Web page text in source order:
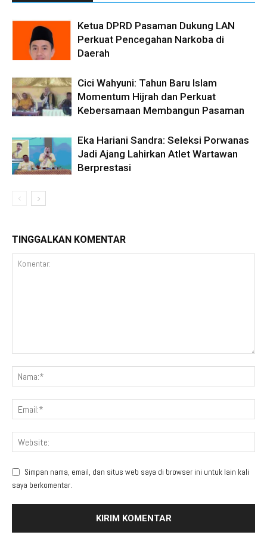
Ketua DPRD Pasaman Dukung LAN
Perkuat Pencegahan Narkoba di
Daerah
Cici Wahyuni: Tahun Baru Islam
Momentum Hijrah dan Perkuat
Kebersamaan Membangun Pasaman
Eka Hariani Sandra: Seleksi Porwanas
Jadi Ajang Lahirkan Atlet Wartawan
Berprestasi
TINGGALKAN KOMENTAR
Simpan nama, email, dan situs web saya di browser ini untuk lain kali
saya berkomentar.